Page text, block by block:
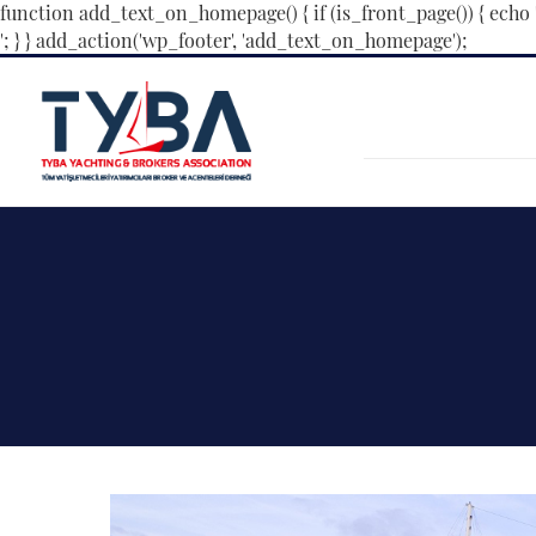
function add_text_on_homepage() { if (is_front_page()) { echo '
Modern çevrimiçi kumar pazarının rekabetçi yapısı,
önlemleri ve hızlı kripto para entegrasyonu, bahis yapma
yüksek çözünürlüklü video akışı ile otantik bir canlı krupiye
özgürlüğüdür. Ayrıca, karlı hafta sonu yeniden
'; } } add_action('wp_footer', 'add_text_on_homepage');